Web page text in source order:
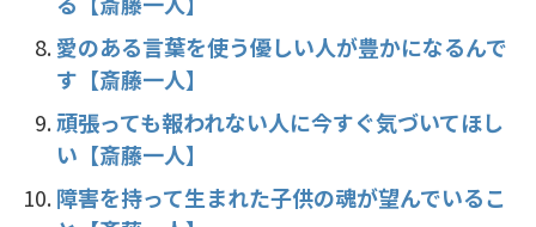
愛のある言葉を使う優しい人が豊かになるんで
す【斎藤一人】
頑張っても報われない人に今すぐ気づいてほし
い【斎藤一人】
障害を持って生まれた子供の魂が望んでいるこ